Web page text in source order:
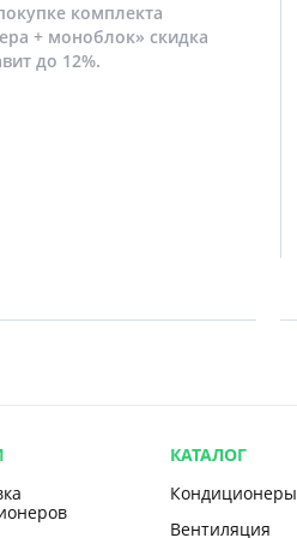
комплекта
+ моноблок» скидка
до 12%.
КАТАЛОГ
Кондиционеры
Вентиляция